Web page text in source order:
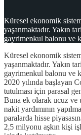
Küresel ekonomik
yaşanmaktadır. Yakın
gayrimenkul balonu ve
Küresel ekonomik
yaşanmaktadır. Yakın
gayrimenkul balonu ve
2020 yılında başlayan
tutulması için parasal
Buna ek olarak ucuz ve
nakit yardımının
paralarda hisse
2,5 milyonu aşkın kişi